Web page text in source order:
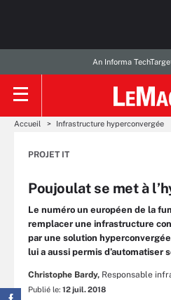
An Informa
Accueil Infrastructure hyperconvergée
PROJET IT
Poujoulat se met à
Le numéro un européen de la
remplacer une infrastructure
par une solution
lui a aussi permis d’automatiser
Christophe Bardy, Responsable
Publié le: 12 juil. 2018